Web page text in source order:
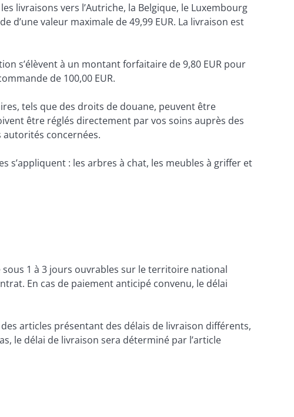
livraisons vers l’Autriche, la Belgique, le Luxembourg
d’une valeur maximale de 49,99 EUR. La livraison est
s’élèvent à un montant forfaitaire de 9,80 EUR pour
de 100,00 EUR.
tels que des droits de douane, peuvent être
être réglés directement par vos soins auprès des
concernées.
s’appliquent : les arbres à chat, les meubles à griffer et
1 à 3 jours ouvrables sur le territoire national
En cas de paiement anticipé convenu, le délai
articles présentant des délais de livraison différents,
le délai de livraison sera déterminé par l’article